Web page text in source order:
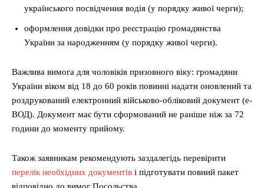
українського посвідчення водія (у порядку живої черги);
оформлення довідки про реєстрацію громадянства
України за народженням (у порядку живої черги).
Важлива вимога для чоловіків призовного віку: громадяни
України віком від 18 до 60 років повинні надати оновлений та
роздрукований електронний військово-обліковий документ (е-
ВОД). Документ має бути сформований не раніше ніж за 72
години до моменту прийому.
Також заявникам рекомендують заздалегідь перевірити
перелік необхідних документів і підготувати повний пакет